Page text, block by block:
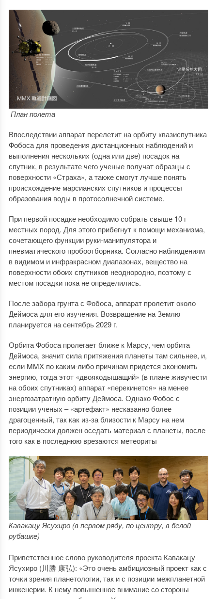
План полета
Впоследствии аппарат перелетит на орбиту квазиспутника
Фобоса для проведения дистанционных наблюдений и
выполнения нескольких (одна или две) посадок на
спутник, в результате чего ученые получат образцы с
поверхности «Страха», а также смогут лучше понять
происхождение марсианских спутников и процессы
образования воды в протосолнечной системе.
При первой посадке необходимо собрать свыше 10 г
местных пород. Для этого прибегнут к помощи механизма,
сочетающего функции руки-манипулятора и
пневматического пробоотборника. Согласно наблюдениям
в видимом и инфракрасном диапазонах, вещество на
поверхности обоих спутников неоднородно, поэтому с
местом посадки пока не определились.
После забора грунта с Фобоса, аппарат пролетит около
Деймоса для его изучения. Возвращение на Землю
планируется на сентябрь 2029 г.
Орбита Фобоса пролегает ближе к Марсу, чем орбита
Деймоса, значит сила притяжения планеты там сильнее, и,
если MMX по каким-либо причинам придется экономить
энергию, тогда этот «двоякодышащий» (в плане живучести
на обоих спутниках) аппарат «перекинется» на менее
энергозатратную орбиту Деймоса. Однако Фобос с
позиции ученых – «артефакт» несказанно более
драгоценный, так как из-за близости к Марсу на нем
периодически должен оседать материал с планеты, после
того как в последнюю врезаются метеориты
Кавакацу Ясухиро (в первом ряду, по центру, в белой
рубашке)
Приветственное слово руководителя проекта Кавакацу
Ясухиро (川勝 康弘): «Это очень амбициозный проект как с
точки зрения планетологии, так и с позиции межпланетной
инженерии. К нему повышенное внимание со стороны